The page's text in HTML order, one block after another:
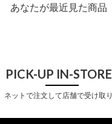
あなたが最近見た商品
PICK-UP IN-STORE
ネットで注文して店舗で受け取り